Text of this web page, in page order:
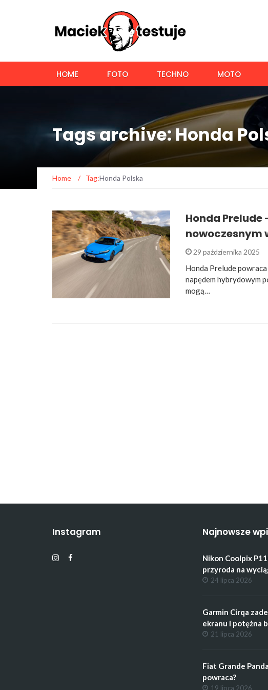
HOME FOTO TECHNO MOTO
Tags archive: Honda
Home / Tag:Honda Polska
Honda
nowoczesnym
29 października 2025
Honda Prelude
napędem hybrydowym
mogą…
Instagram Najnowsze
Nikon Coolpix
przyroda na
24 lipca 2026
Garmin Cirqa
ekranu i potężna
21 lipca 2026
Fiat Grande
powraca?
19 lipca 2026